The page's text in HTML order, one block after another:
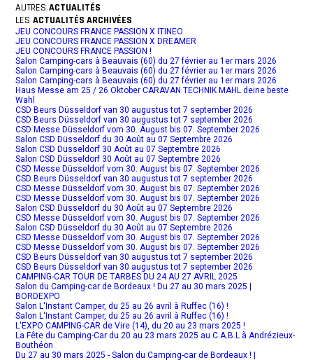
AUTRESACTUALITÉS
LESACTUALITÉS ARCHIVÉES
JEU CONCOURS FRANCE PASSION X ITINEO
JEU CONCOURS FRANCE PASSION X DREAMER
JEU CONCOURS FRANCE PASSION !
Salon Camping-cars à Beauvais (60) du 27 février au 1er mars 2026
Salon Camping-cars à Beauvais (60) du 27 février au 1er mars 2026
Salon Camping-cars à Beauvais (60) du 27 février au 1er mars 2026
Haus Messe am 25 / 26 Oktober CARAVAN TECHNIK MAHL deine beste
Wahl
CSD Beurs Düsseldorf van 30 augustus tot 7 september 2026
CSD Beurs Düsseldorf van 30 augustus tot 7 september 2026
CSD Messe Düsseldorf vom 30. August bis 07. September 2026
Salon CSD Düsseldorf du 30 Août au 07 Septembre 2026
Salon CSD Düsseldorf 30 Août au 07 Septembre 2026
Salon CSD Düsseldorf 30 Août au 07 Septembre 2026
CSD Messe Düsseldorf vom 30. August bis 07. September 2026
CSD Beurs Düsseldorf van 30 augustus tot 7 september 2026
CSD Messe Düsseldorf vom 30. August bis 07. September 2026
CSD Messe Düsseldorf vom 30. August bis 07. September 2026
Salon CSD Düsseldorf du 30 Août au 07 Septembre 2026
CSD Messe Düsseldorf vom 30. August bis 07. September 2026
Salon CSD Düsseldorf du 30 Août au 07 Septembre 2026
CSD Messe Düsseldorf vom 30. August bis 07. September 2026
CSD Messe Düsseldorf vom 30. August bis 07. September 2026
CSD Beurs Düsseldorf van 30 augustus tot 7 september 2026
CSD Beurs Düsseldorf van 30 augustus tot 7 september 2026
CAMPING-CAR TOUR DE TARBES DU 24 AU 27 AVRIL 2025
Salon du Camping-car de Bordeaux ! Du 27 au 30 mars 2025 |
BORDEXPO
Salon L'Instant Camper, du 25 au 26 avril à Ruffec (16) !
Salon L'Instant Camper, du 25 au 26 avril à Ruffec (16) !
L'EXPO CAMPING-CAR de Vire (14), du 20 au 23 mars 2025 !
La Fête du Camping-Car du 20 au 23 mars 2025 au C.A.B.L à Andrézieux-
Bouthéon
Du 27 au 30 mars 2025 - Salon du Camping-car de Bordeaux ! |